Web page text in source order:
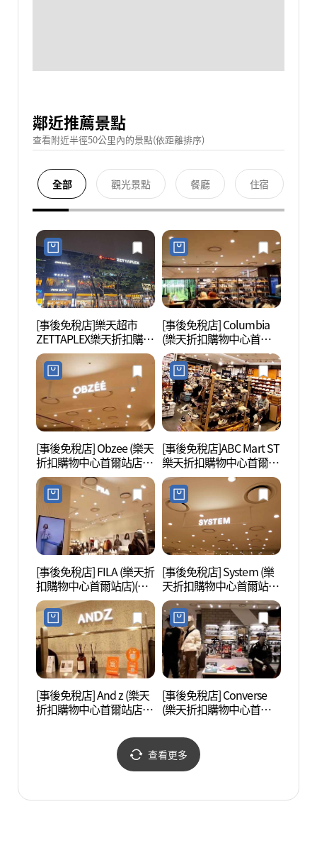
鄰近推薦景點
查看附近半徑50公里內的景點(依距離排序)
全部 觀光景點 餐廳 住宿
[事後免稅店]樂天超市
ZETTAPLEX樂天折扣購物
中心首爾站店(롯데마트
제타플렉스 롯데아울렛
서울역점)
[事後免稅店] Columbia
(樂天折扣購物中心首爾
站店)(컬럼비아 롯데아울
렛 서울역점)
[事後免稅店] Obzee (樂天
折扣購物中心首爾站店)
(오브제 롯데아울렛 서울
역점)
[事後免稅店]ABC Mart ST
樂天折扣購物中心首爾站
店(ABC마트 ST 롯데아울
렛 서울역점)
[事後免稅店] FILA (樂天折
扣購物中心首爾站店)(휠
라 롯데아울렛 서울역점)
[事後免稅店] System (樂
天折扣購物中心首爾站
店)(시스템 롯데아울렛 서
울역점)
[事後免稅店] And z (樂天
折扣購物中心首爾站店)
[事後免稅店] Converse
(樂天折扣購物中心首爾
서울역점)
查看更多